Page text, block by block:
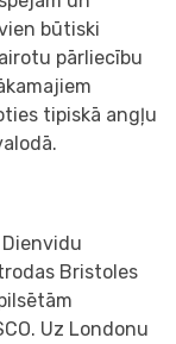
būtiski
pārliecību
tipiskā angļu
Bristoles
Uz Londonu